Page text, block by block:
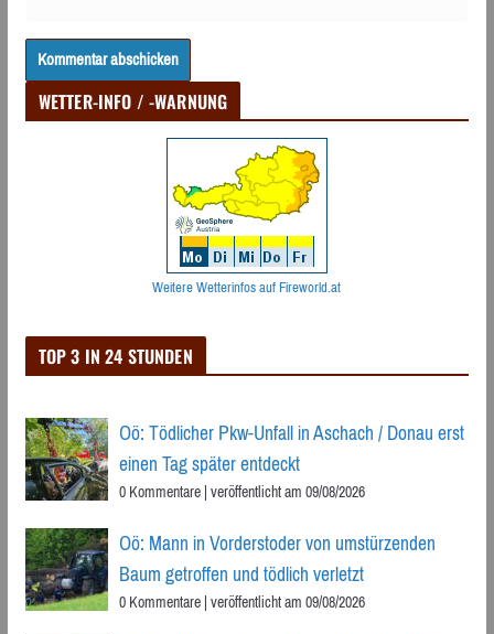
WETTER-INFO / -WARNUNG
Weitere Wetterinfos auf Fireworld.at
TOP 3 IN 24 STUNDEN
Oö: Tödlicher Pkw-Unfall in Aschach / Donau erst
einen Tag später entdeckt
0 Kommentare|veröffentlicht am 09/08/2026
Oö: Mann in Vorderstoder von umstürzenden
Baum getroffen und tödlich verletzt
0 Kommentare|veröffentlicht am 09/08/2026